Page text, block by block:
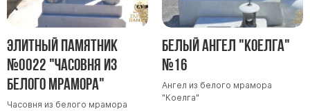
Элитный памятник
№0022 "Часовня из
белого мрамора"
Часовня из белого мрамора
Белый ангел "Коелга"
№16
Ангел из белого мрамора
"Коелга"